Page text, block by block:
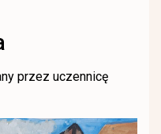
przez uczennicę